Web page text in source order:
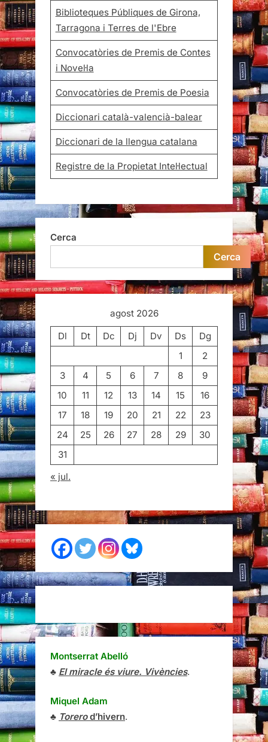
Biblioteques Públiques de Girona,
Tarragona i Terres de l'Ebre
Convocatòries de Premis de Contes
i Novel·la
Convocatòries de Premis de Poesia
Diccionari català-valencià-balear
Diccionari de la llengua catalana
Registre de la Propietat Intel·lectual
Cerca
Cerca
agost 2026
Dl
Dt Dc Dj Dv Ds
Dg
1
2
3
4 5 6 7 8
9
10
11 12 13 14 15
16
17
18 19 20 21 22
23
24
25 26 27 28 29
30
31
« jul.
Montserrat Abelló
♣ El miracle és viure. Vivències.
Miquel Adam
♣ Torerod’hivern.